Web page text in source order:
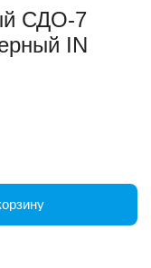
СДО-7
IN